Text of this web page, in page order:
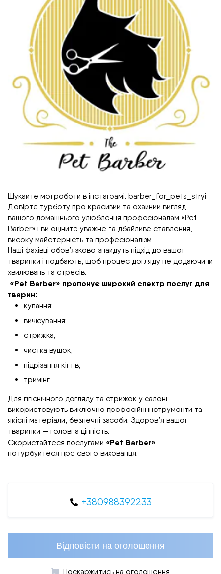
Шукайте мої роботи в інстаграмі: barber_for_pets_stryi
Довірте турботу про красивий та охайний вигляд
вашого домашнього улюбленця професіоналам «Pet
Barber» і ви оціните уважне та дбайливе ставлення,
високу майстерність та професіоналізм.
Наші фахівці обов’язково знайдуть підхід до вашої
тваринки і подбають, щоб процес догляду не додаючи їй
хвилювань та стресів.
«Pet Barber» пропонує широкий спектр послуг для
тварин:
купання;
вичісування;
стрижка;
чистка вушок;
підрізання кігтів;
тримінг.
Для гігієнічного догляду та стрижок у салоні
використовують виключно професійні інструменти та
якісні матеріали, безпечні засоби. Здоров’я вашої
тваринки — головна цінність.
Скористайтеся послугами «Pet Barber» —
потурбуйтеся про свого вихованця.
+380988392233
Відповісти на оголошення
Поскаржитись на оголошення